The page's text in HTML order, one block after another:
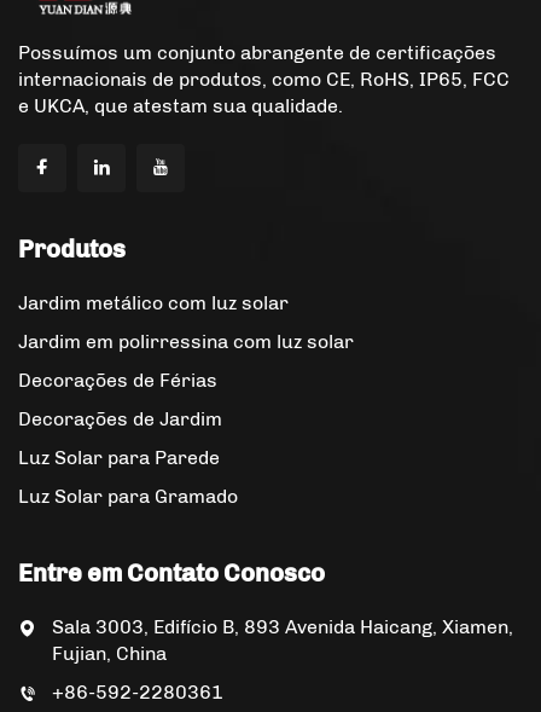
Possuímos um conjunto abrangente de certificações
internacionais de produtos, como CE, RoHS, IP65, FCC
e UKCA, que atestam sua qualidade.
Produtos
Jardim metálico com luz solar
Jardim em polirressina com luz solar
Decorações de Férias
Decorações de Jardim
Luz Solar para Parede
Luz Solar para Gramado
Entre em Contato Conosco
Sala 3003, Edifício B, 893 Avenida Haicang, Xiamen,
Fujian, China
+86-592-2280361